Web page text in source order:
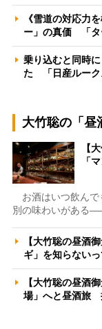
《雪道の対応力
ー」の真価 「
乗り込むと同時
た 「日産ルーク
大竹聡の「昼
【
「
お酒はいつ飲んで
別の味わいがある
【大竹聡の昼酒
ギ」を知らない
【大竹聡の昼酒
場」へと昼酒旅